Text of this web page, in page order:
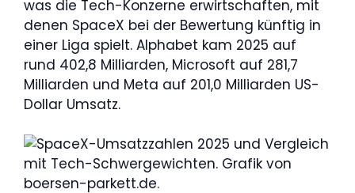
was die Tech-Konzerne erwirtschaften, mit
denen SpaceX bei der Bewertung künftig in
einer Liga spielt. Alphabet kam 2025 auf
rund 402,8 Milliarden, Microsoft auf 281,7
Milliarden und Meta auf 201,0 Milliarden US-
Dollar Umsatz.